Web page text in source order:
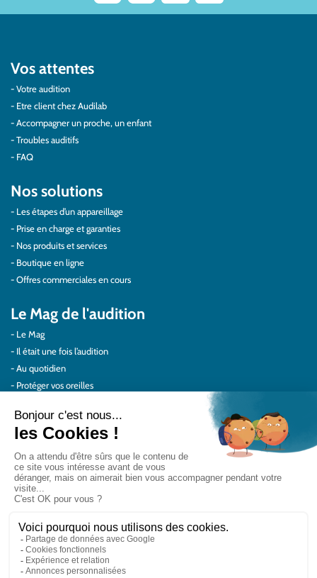
Vos attentes
Votre audition
Etre client chez Audilab
Accompagner un proche, un enfant
Troubles auditifs
FAQ
Nos solutions
Les étapes d’un appareillage
Prise en charge et garanties
Nos produits et services
Boutique en ligne
Offres commerciales en cours
Le Mag de l'audition
Le Mag
Il était une fois l’audition
Au quotidien
Protéger vos oreilles
Actualités Audilab
Pour les pros
Le réseau Audilab
Notre histoire – Nos valeurs
Le choix de la qualité
Le Comité Scientifique Audilab
Nos partenaires
On parle de nous